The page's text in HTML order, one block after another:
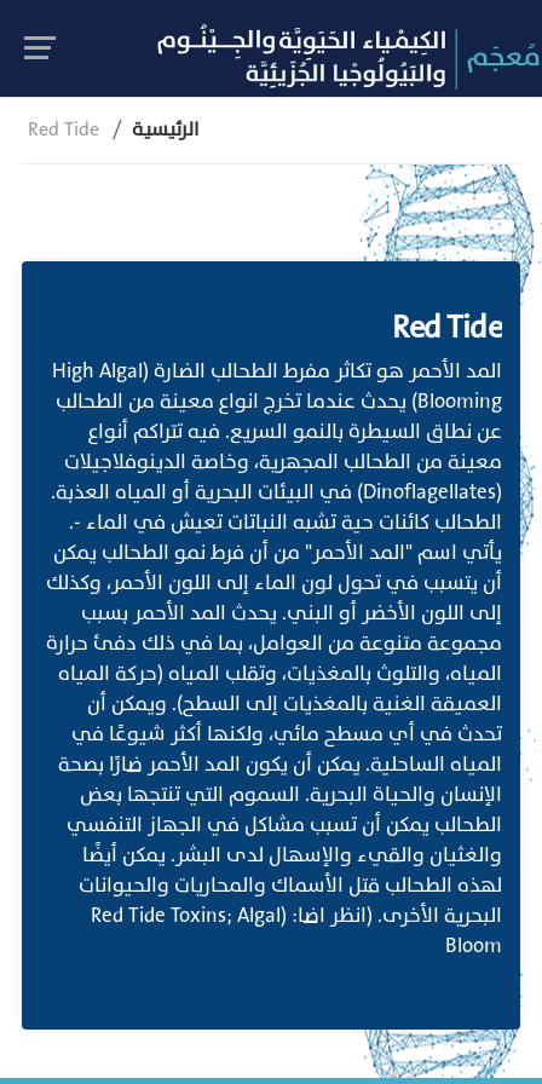
Red Tide الرئيسية
Red Tide
المد الأحمر هو تكاثر مفرط الطحالب الضارة (High Algal
Blooming) يحدث عندما تخرج انواع معينة من الطحالب
عن نطاق السيطرة بالنمو السريع. فيه تتراكم أنواع
معينة من الطحالب المجهرية، وخاصة الدينوفلاجيلات
(Dinoflagellates) في البيئات البحرية أو المياه العذبة.
الطحالب كائنات حية تشبه النباتات تعيش في الماء -.
يأتي اسم "المد الأحمر" من أن فرط نمو الطحالب يمكن
أن يتسبب في تحول لون الماء إلى اللون الأحمر، وكذلك
إلى اللون الأخضر أو البني. يحدث المد الأحمر بسبب
مجموعة متنوعة من العوامل، بما في ذلك دفئ حرارة
المياه، والتلوث بالمغذيات، وتقلب المياه (حركة المياه
العميقة الغنية بالمغذيات إلى السطح). ويمكن أن
تحدث في أي مسطح مائي، ولكنها أكثر شيوعًا في
المياه الساحلية. يمكن أن يكون المد الأحمر ضارًا بصحة
الإنسان والحياة البحرية. السموم التي تنتجها بعض
الطحالب يمكن أن تسبب مشاكل في الجهاز التنفسي
والغثيان والقيء والإسهال لدى البشر. يمكن أيضًا
لهذه الطحالب قتل الأسماك والمحاريات والحيوانات
البحرية الأخرى. (انظر اضا: (Red Tide Toxins; Algal
Bloom